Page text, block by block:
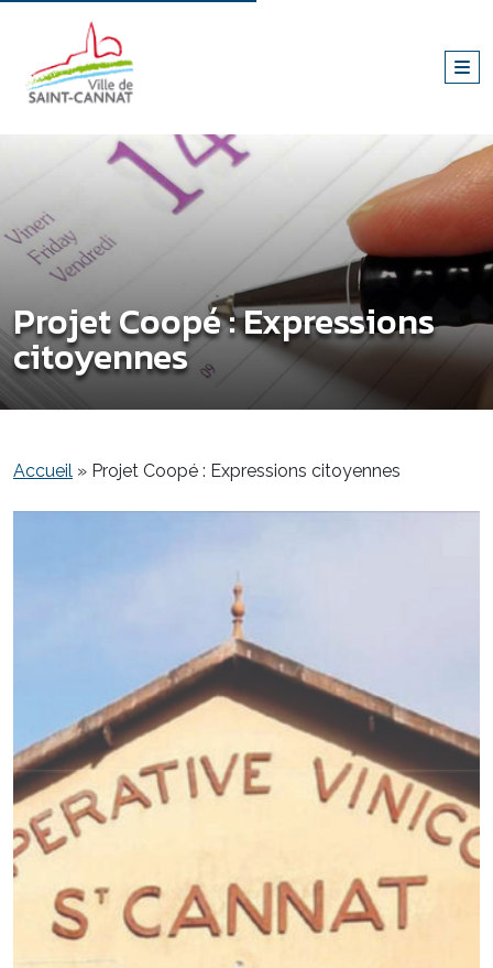
Projet Coopé : Expressions
citoyennes
Accueil » Projet Coopé : Expressions citoyennes